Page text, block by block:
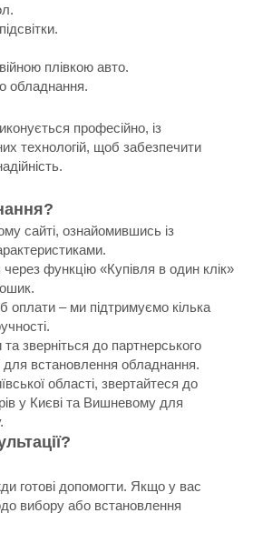
плівкою авто.
обладнання.
професійно, із
технологій, щоб забезпечити
сайті, ознайомившись із
функцію «Купівля в один клік»
оплати – ми підтримуємо кілька
зверніться до партнерського
для встановлення обладнання.
області, звертайтеся до
у Києві та Вишневому для
готові допомогти. Якщо у вас
вибору або встановлення